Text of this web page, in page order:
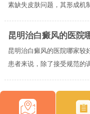
素缺失皮肤问题，其形成机
昆明治白癜风的医院
昆明治白癜风的医院哪家较
患者来说，除了接受规范的